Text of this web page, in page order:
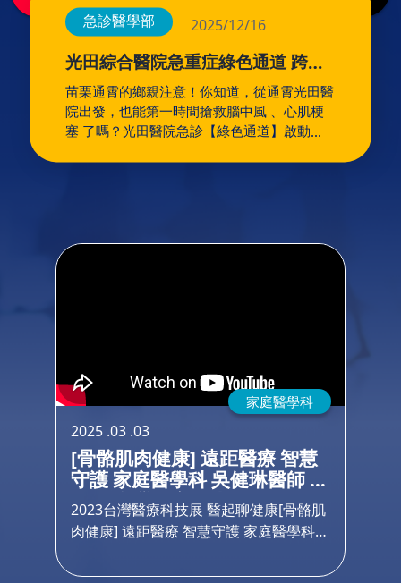
急診醫學部 2025/12/16
光田綜合醫院急重症綠色通道 跨院
區無縫接軌！ (通霄光田醫院)
苗栗通霄的鄉親注意！你知道，從通霄光田醫
院出發，也能第一時間搶救腦中風 、心肌梗
塞 了嗎？光田醫院急診【綠色通道】啟動
能量！#綠色通道 #腦中風 #心肌梗塞 #重大
家庭醫學科
2025 .03 .03
[骨骼肌肉健康] 遠距醫療 智慧
守護 家庭醫學科 吳健琳醫師 |
2023台灣醫療科技展 醫起聊健
康
2023台灣醫療科技展 醫起聊健康[骨骼肌
肉健康] 遠距醫療 智慧守護 家庭醫學科